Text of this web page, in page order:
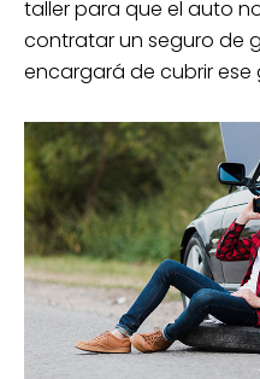
*Las tarifas están
según las
de seguro.
Cotiza
para
Defensa
RC y más
*Las tarifas están
taller para que el auto
contratar un seguro de
encargará de cubrir ese